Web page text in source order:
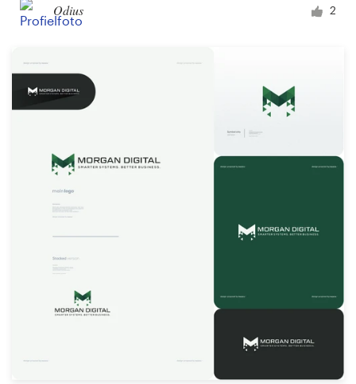
Odius 2
Ontvang
ontwerp
Logo-ontwerp
Blader door alle categorieën